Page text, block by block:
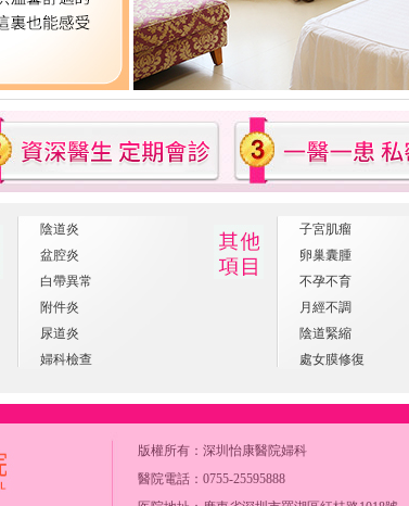
陰道炎
盆腔炎
白帶異常
附件炎
尿道炎
婦科檢查
子宮肌瘤
卵巢囊腫
不孕不育
月經不調
陰道緊縮
處女膜修復
版權所有： 深圳怡康醫院婦科
醫院電話：0755-25595888